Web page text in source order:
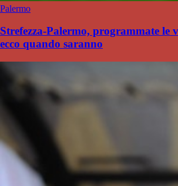
Palermo
Strefezza-Palermo, programmate le
ecco quando saranno